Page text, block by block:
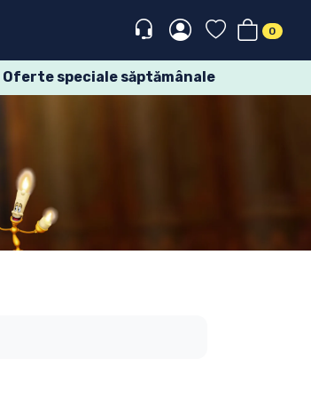
0
Oferte speciale săptămânale